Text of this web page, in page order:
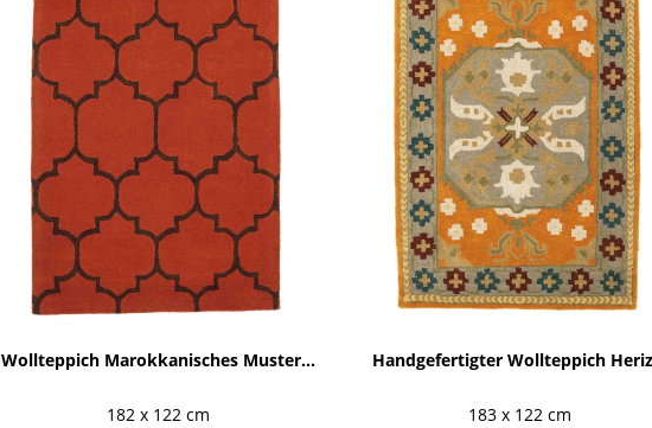
Wollteppich Marokkanisches Muster...
182 x 122 cm
Handgefertigter Wollteppich
183 x 122 cm